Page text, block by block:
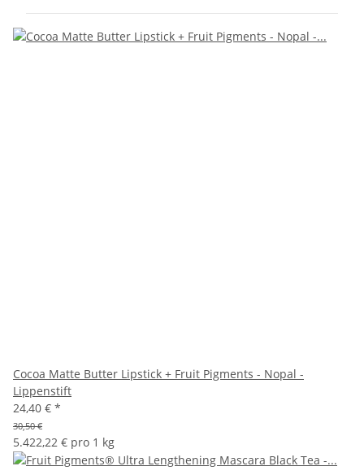
Cocoa Matte Butter Lipstick + Fruit Pigments - Nopal -
Lippenstift
24,40 € *
30,50 €
5.422,22 € pro 1 kg